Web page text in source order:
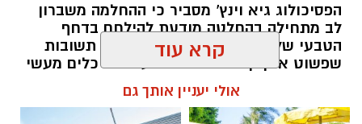
הפסיכולוג גיא וינץ' מסביר כי ההחלמה משברון
לב מתחילה בהחלטה מודעת להילחם בדחף
הטבעי שלנו לייפות את העבר ולחפש תשובות
שפשוט אינן קיימות. הוא מציע ארגז כלים מעשי
שיעזור לנו, בהדרגה, להשתחרר מהכאב ולהמשיך
קרא עוד
אולי יעניין אותך גם